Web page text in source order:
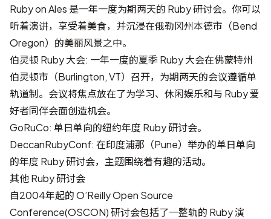
Ruby on Ales 是一年一度为期两天的 Ruby 研讨会。你可以
听着演讲，享受着美食，并沉浸在俄勒冈州本德市（Bend
Oregon）的美丽风景之中。
伯灵顿 Ruby 大会: 一年一度的夏季 Ruby 大会在佛蒙特州
伯灵顿市（Burlington, VT）召开，为期两天的会议遵循单
轨道制。会议将焦点放在了为学习、休闲娱乐和与 Ruby 爱
好者同伴会面创造机会。
GoRuCo: 单日单向的纽约年度 Ruby 研讨会。
DeccanRubyConf: 在印度浦那（Pune）举办的单日单向
的年度 Ruby 研讨会，主题围绕着有趣的活动。
其他 Ruby 研讨会
自2004年起的O’Reilly Open Source
Conference(OSCON) 研讨会包括了一整轨的 Ruby 演